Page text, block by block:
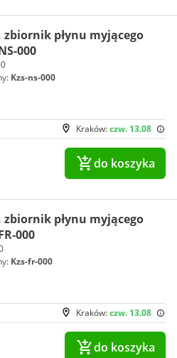
zbiornik płynu myjącego
000
Kzs-ns-000
Kraków:czw. 13.08
do koszyka
zbiornik płynu myjącego
000
Kzs-fr-000
Kraków:czw. 13.08
do koszyka